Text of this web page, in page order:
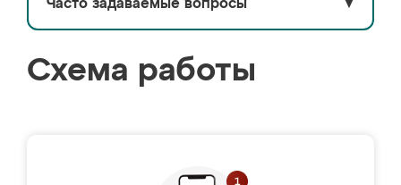
Часто задаваемые вопросы ▼
Схема работы